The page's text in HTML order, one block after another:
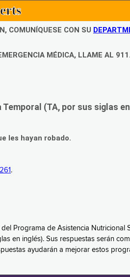
COMUNÍQUESE CON SU
MÉDICA, LLAME AL 911.
(TA, por sus siglas
les hayan robado.
.
Programa de Asistencia Nutricional
en inglés). Sus respuestas serán
ayudarán a mejorar estos